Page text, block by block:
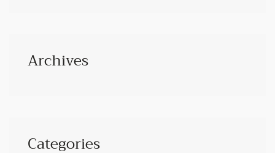
Archives
Categories